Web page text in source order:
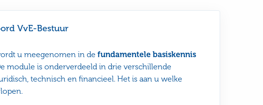
VvE-Bestuur
u meegenomen in de fundamentele basiskennis
module is onderverdeeld in drie verschillende
technisch en financieel. Het is aan u welke